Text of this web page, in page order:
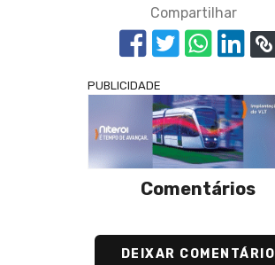
Compartilhar
PUBLICIDADE
Comentários
DEIXAR COMENTÁRIO